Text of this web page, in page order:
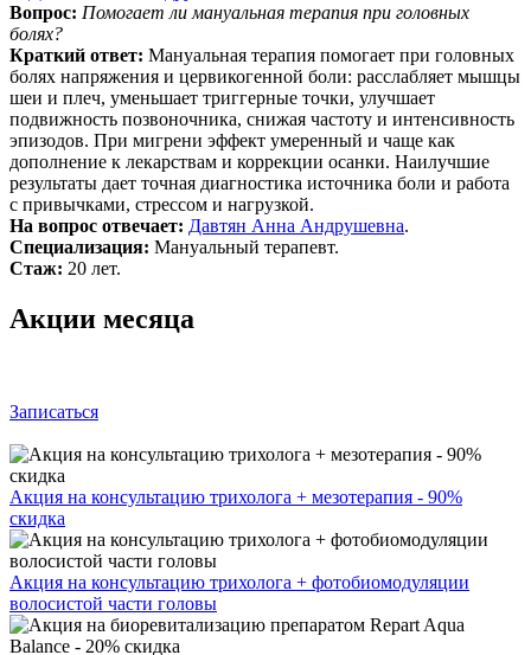
Вопрос: Помогает ли мануальная терапия при головных
болях?
Краткий ответ: Мануальная терапия помогает при головных
болях напряжения и цервикогенной боли: расслабляет мышцы
шеи и плеч, уменьшает триггерные точки, улучшает
подвижность позвоночника, снижая частоту и интенсивность
эпизодов. При мигрени эффект умеренный и чаще как
дополнение к лекарствам и коррекции осанки. Наилучшие
результаты дает точная диагностика источника боли и работа
с привычками, стрессом и нагрузкой.
На вопрос отвечает: Давтян Анна Андрушевна.
Специализация: Мануальный терапевт.
Стаж: 20 лет.
Акции месяца
Записаться
Акция на консультацию трихолога + мезотерапия - 90%
скидка
Акция на консультацию трихолога + фотобиомодуляции
волосистой части головы